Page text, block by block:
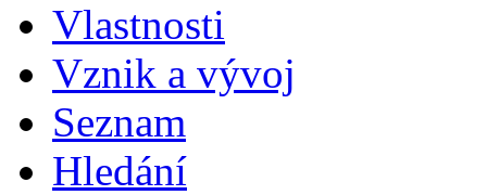
Vlastnosti
Vznik a vývoj
Seznam
Hledání